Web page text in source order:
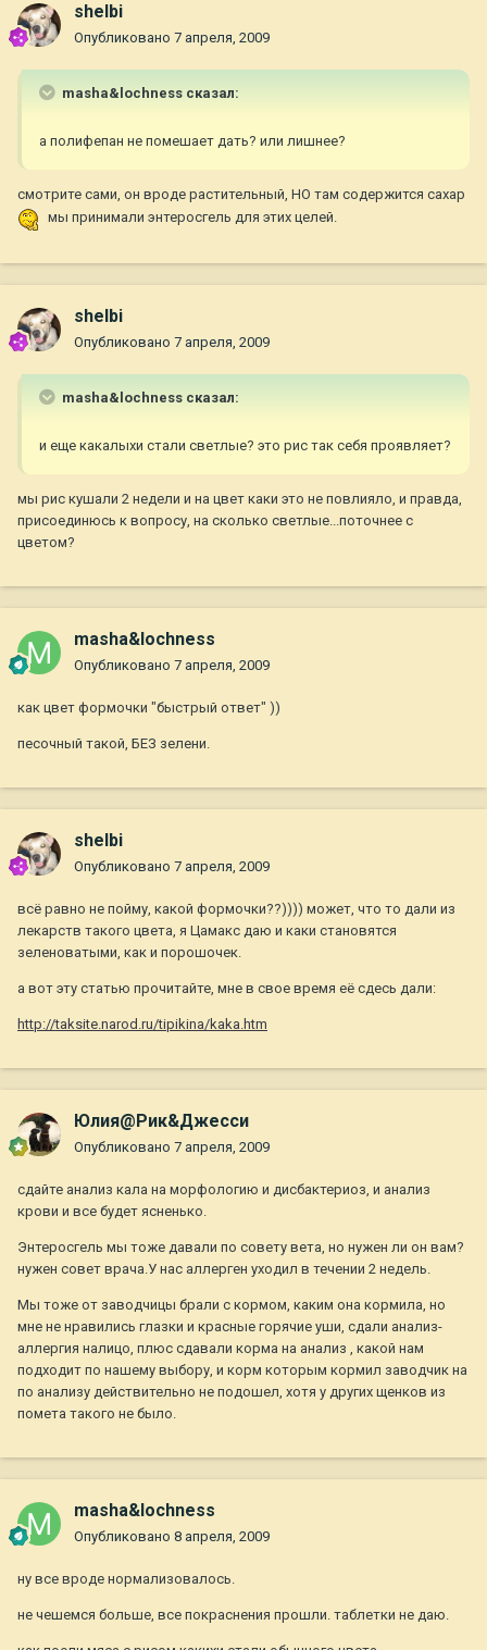
shelbi
Опубликовано 7 апреля, 2009
masha&lochness сказал:
а полифепан не помешает дать? или лишнее?
смотрите сами, он вроде растительный, НО там содержится сахар
мы принимали энтеросгель для этих целей.
shelbi
Опубликовано 7 апреля, 2009
masha&lochness сказал:
и еще какалыхи стали светлые? это рис так себя проявляет?
мы рис кушали 2 недели и на цвет каки это не повлияло, и правда,
присоединюсь к вопросу, на сколько светлые...поточнее с
цветом?
masha&lochness
Опубликовано 7 апреля, 2009
как цвет формочки "быстрый ответ" ))
песочный такой, БЕЗ зелени.
shelbi
Опубликовано 7 апреля, 2009
всё равно не пойму, какой формочки??)))) может, что то дали из
лекарств такого цвета, я Цамакс даю и каки становятся
зеленоватыми, как и порошочек.
а вот эту статью прочитайте, мне в свое время её сдесь дали:
http://taksite.narod.ru/tipikina/kaka.htm
Юлия@Рик&Джесси
Опубликовано 7 апреля, 2009
сдайте анализ кала на морфологию и дисбактериоз, и анализ
крови и все будет ясненько.
Энтеросгель мы тоже давали по совету вета, но нужен ли он вам?
нужен совет врача.У нас аллерген уходил в течении 2 недель.
Мы тоже от заводчицы брали с кормом, каким она кормила, но
мне не нравились глазки и красные горячие уши, сдали анализ-
аллергия налицо, плюс сдавали корма на анализ , какой нам
подходит по нашему выбору, и корм которым кормил заводчик на
по анализу действительно не подошел, хотя у других щенков из
помета такого не было.
masha&lochness
Опубликовано 8 апреля, 2009
ну все вроде нормализовалось.
не чешемся больше, все покраснения прошли. таблетки не даю.